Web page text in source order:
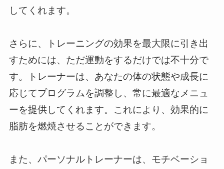
してくれます。
さらに、トレーニングの効果を最大限に引き出
すためには、ただ運動をするだけでは不十分で
す。トレーナーは、あなたの体の状態や成長に
応じてプログラムを調整し、常に最適なメニュ
ーを提供してくれます。これにより、効果的に
脂肪を燃焼させることができます。
また、パーソナルトレーナーは、モチベーショ